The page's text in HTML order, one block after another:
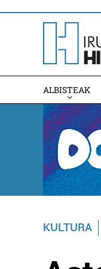
ALBISTEAK
KULTURA